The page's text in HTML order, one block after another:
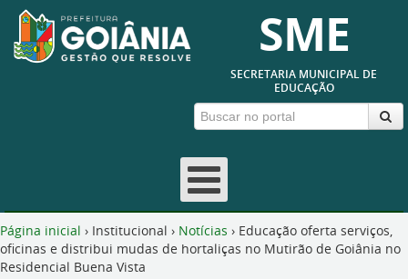
SME
SECRETARIA MUNICIPAL DE
EDUCAÇÃO
Página inicial › Institucional › Notícias › Educação oferta serviços,
oficinas e distribui mudas de hortaliças no Mutirão de Goiânia no
Residencial Buena Vista